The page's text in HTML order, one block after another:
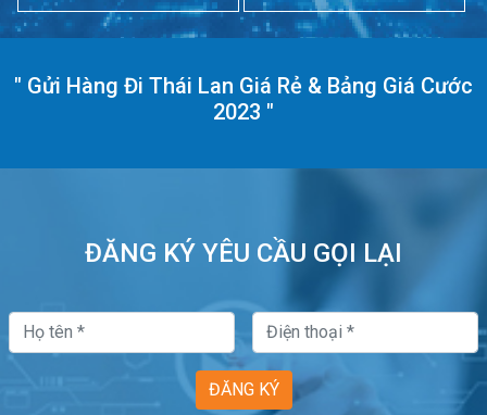
" Gửi Hàng Đi Thái Lan Giá Rẻ & Bảng Giá Cước
2023 "
ĐĂNG KÝ YÊU CẦU GỌI LẠI
ĐĂNG KÝ